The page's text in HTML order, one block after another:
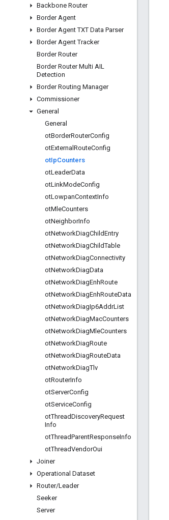
Backbone Router
Border Agent
Border Agent TXT Data Parser
Border Agent Tracker
Border Router
Border Router Multi AIL
Detection
Border Routing Manager
Commissioner
General
General
otBorderRouterConfig
otExternal RouteConfig
otIpCounters
otLeaderData
otLinkModeConfig
otLowpanContextInfo
otMleCounters
otNeighborInfo
otNetworkDiagChildEntry
otNetworkDiagChildTable
otNetworkDiagConnectivity
otNetworkDiagData
otNetworkDiagEnhRoute
otNetworkDiagEnhRouteData
otNetworkDiagIp6AddrList
otNetworkDiagMacCounters
otNetworkDiagMleCounters
otNetworkDiagRoute
otNetworkDiagRouteData
otNetworkDiagTlv
otRouterInfo
otServerConfig
otServiceConfig
otThreadDiscoveryRequest
Info
otThreadParentResponseInfo
otThreadVendorOui
Joiner
Operational Dataset
Router/Leader
Seeker
Server